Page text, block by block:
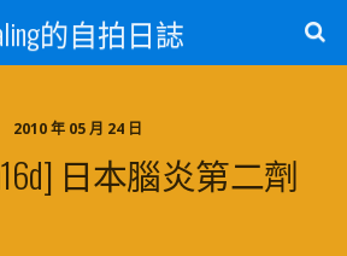
的自拍日誌
2010 年 05 月 24 日
日本腦炎第二劑